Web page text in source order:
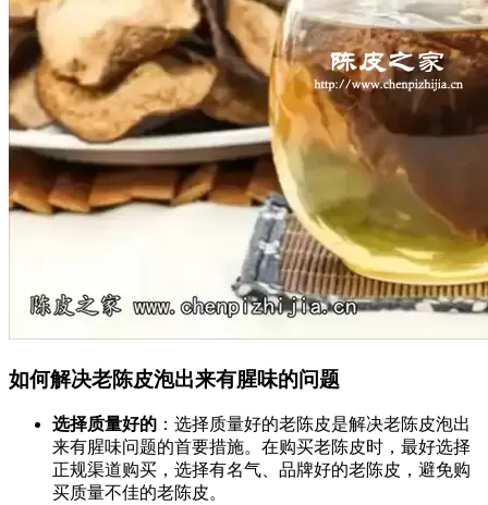
如何解决老陈皮泡出来有腥味的问题
选择质量好的 ：选择质量好的老陈皮是解决老陈皮泡出
来有腥味问题的首要措施。在购买老陈皮时，最好选择
正规渠道购买，选择有名气、品牌好的老陈皮，避免购
买质量不佳的老陈皮。